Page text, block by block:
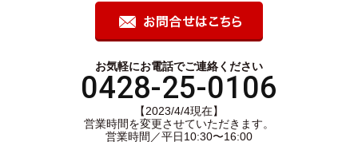
お気軽にお電話でご連絡ください
0428-25-0106
【2023/4/4現在】
営業時間を変更させていただきます。
営業時間／平日10:30〜16:00